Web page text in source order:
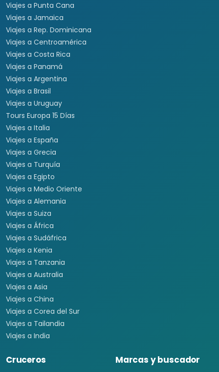
Viajes a Punta Cana
Viajes a Jamaica
Viajes a Rep. Dominicana
Viajes a Centroamérica
Viajes a Costa Rica
Viajes a Panamá
Viajes a Argentina
Viajes a Brasil
Viajes a Uruguay
Tours Europa 15 Días
Viajes a Italia
Viajes a España
Viajes a Grecia
Viajes a Turquía
Viajes a Egipto
Viajes a Medio Oriente
Viajes a Alemania
Viajes a Suiza
Viajes a África
Viajes a Sudáfrica
Viajes a Kenia
Viajes a Tanzania
Viajes a Australia
Viajes a Asia
Viajes a China
Viajes a Corea del Sur
Viajes a Tailandia
Viajes a India
Cruceros Marcas y buscador